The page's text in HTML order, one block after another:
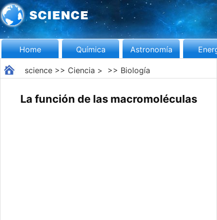
Home Química Astronomía
science>> Ciencia > >> Biología
La función de las macromoléculas